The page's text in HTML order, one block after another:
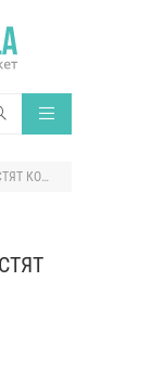
НОВОГО ФИЛЬМА